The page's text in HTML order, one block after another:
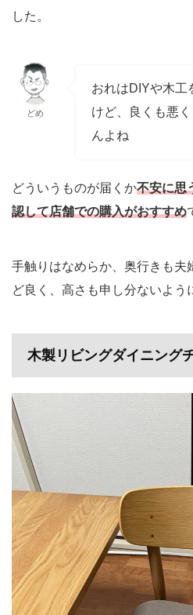
した。
どめ
おれはDIYや木工
けど、良くも悪
んよね
どういうものが届くか不安に思
認して店舗での購入がおすすめ
手触りはなめらか、奥行きも夫
ど良く、高さも申し分ないよう
木製リビングダイニング